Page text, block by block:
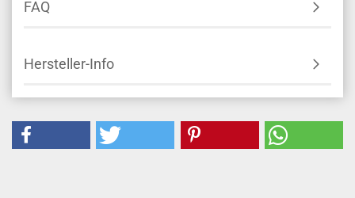
FAQ
Hersteller-Info